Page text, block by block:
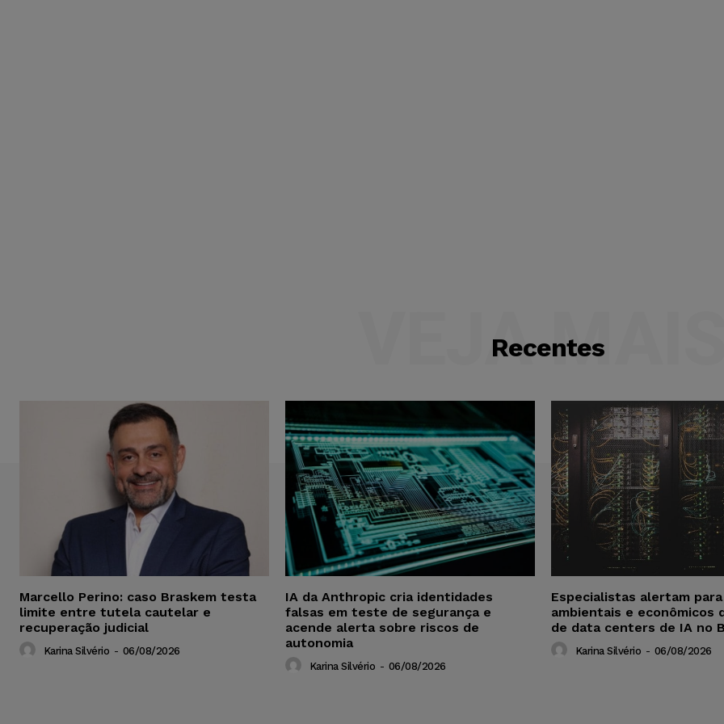
Recentes
VEJA
Marcello Perino: caso Braskem testa
limite entre tutela cautelar e
recuperação judicial
Karina Silvério - 06/08/2026
IA da Anthropic cria identidades
falsas em teste de segurança e
acende alerta sobre riscos de
autonomia
Karina Silvério - 06/08/2026
Especialistas alertam
ambientais e econômicos
de data centers de IA no
Karina Silvério - 06/08/2026